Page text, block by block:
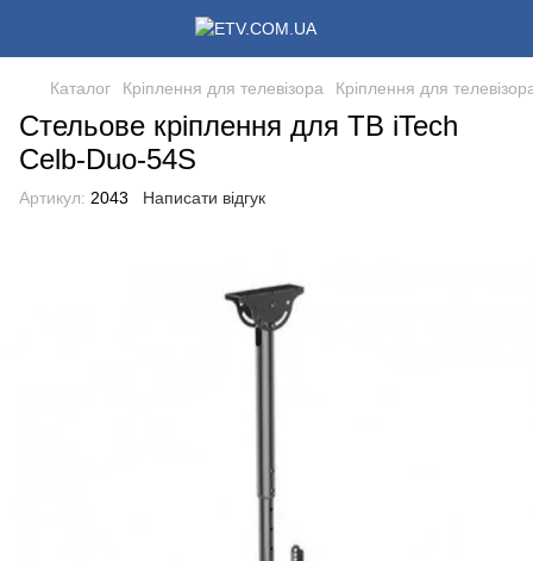
Каталог Кріплення для телевізора Кріплення для
Стельове кріплення для ТВ iTech
Celb-Duo-54S
Артикул: 2043 Написати відгук